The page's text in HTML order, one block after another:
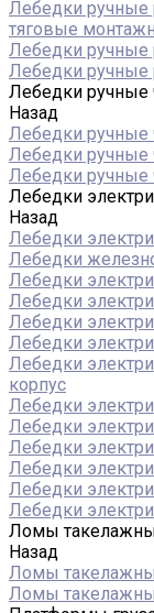
Лебедки
тяговые
Лебедки
Лебедки
Лебедки ручные
Назад
Лебедки ручные
Лебедки ручные
Лебедки
Лебедки
Назад
Лебедки
Лебедки
Лебедки
Лебедки
Лебедки
Лебедки
Лебедки
корпус
Лебедки
Лебедки
Лебедки
Лебедки
Лебедки
Лебедки
Ломы
Назад
Ломы
Ломы